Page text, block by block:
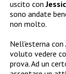
uscito con
sono andate
non molto.
Nell’esterna con
voluto vedere
prova. Ad un